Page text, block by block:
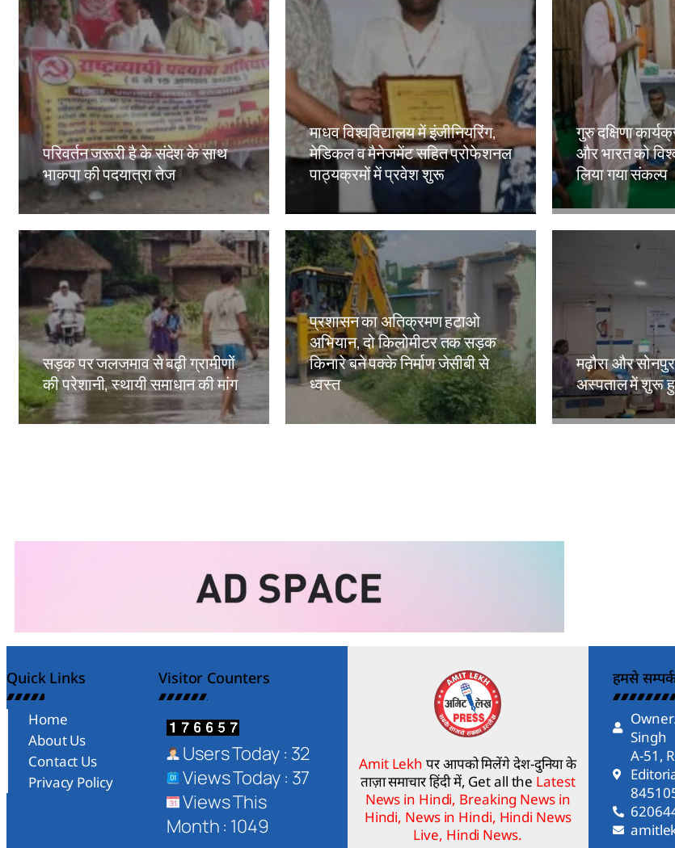
परिवर्तन जरूरी है के संदेश के साथ
भाकपा की पदयात्रा तेज
Amit Lekh
माधव विश्वविद्यालय में इंजीनियरिंग,
मेडिकल व मैनेजमेंट सहित प्रोफेशनल
पाठ्यक्रमों में प्रवेश शुरू
गुरु दक्षिणा
और भारत को
लिया गया संकल्प
Amit Lekh
सड़क पर जलजमाव से बढ़ी ग्रामीणों
की परेशानी, स्थायी समाधान की मांग
Amit Lekh
प्रशासन का अतिक्रमण हटाओ
अभियान, दो किलोमीटर तक सड़क
किनारे बने पक्के निर्माण जेसीबी से
ध्वस्त
मढ़ौरा और
अस्पताल में शुरू
Amit Lekh
Quick Links
Home
About Us
Contact Us
Privacy Policy
Visitor Counters
Users Today : 32
Views Today : 37
Views This
Month : 1049
Amit Lekh पर आपको मिलेंगे देश-दुनिया के
ताज़ा समाचार हिंदी में, Get all the Latest
News in Hindi, Breaking News in
Hindi, News in Hindi, Hindi News
Live, Hindi News.
हमसे
Singh
A-51,